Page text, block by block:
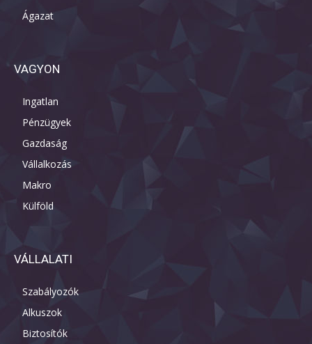
Ágazat
VAGYON
Ingatlan
Pénzügyek
Gazdaság
Vállalkozás
Makro
Külföld
VÁLLALATI
Szabályozók
Alkuszok
Biztosítók